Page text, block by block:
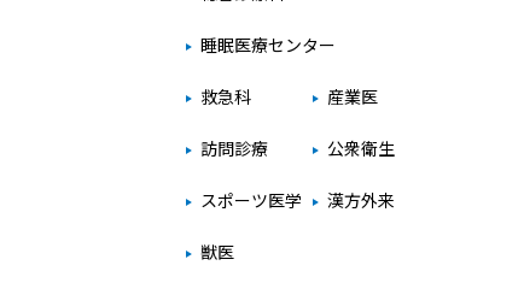
睡眠医療センター
救急科 産業医
訪問診療 公衆衛生
スポーツ医学 漢方外来
獣医